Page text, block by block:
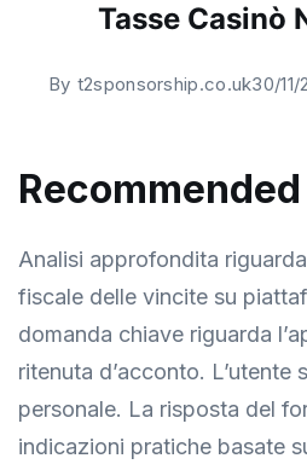
Tasse Casinò
By t2sponsorship.co.uk30/11/
Analisi approfondita
fiscale delle vincite su
domanda chiave riguarda
ritenuta d’acconto.
personale. La risposta del
indicazioni pratiche basate